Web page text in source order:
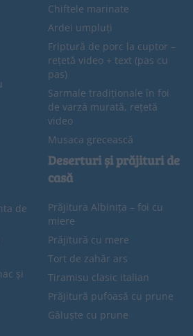
Chiftele marinate
Ardei umpluți
Friptură de porc la cuptor –
rețetă video + text (pas cu
pas)
Sarmale tradiționale în foi
de varză murată, rețetă
video
Musaca grecească
de
și
Deserturi și prăjituri de
casă
Prăjitura Albinița – foi cu
miere
Prăjitură cu mere
Tort de zahăr ars
Tiramisu clasic italian
Prăjitură pufoasă cu prune
Găluște cu prune